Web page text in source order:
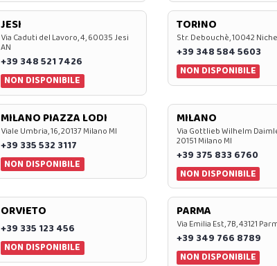
JESI
Via Caduti del Lavoro, 4, 60035 Jesi
AN
+39 348 521 7426
NON DISPONIBILE
TORINO
Str. Debouchè, 10042
+39 348 584 5603
NON DISPONIBILE
MILANO PIAZZA LODI
Viale Umbria, 16, 20137 Milano MI
+39 335 532 3117
NON DISPONIBILE
MILANO
Via Gottlieb Wilhelm
20151 Milano MI
+39 375 833 6760
NON DISPONIBILE
ORVIETO
+39 335 123 456
NON DISPONIBILE
PARMA
Via Emilia Est, 7B, 43121
+39 349 766 8789
NON DISPONIBILE